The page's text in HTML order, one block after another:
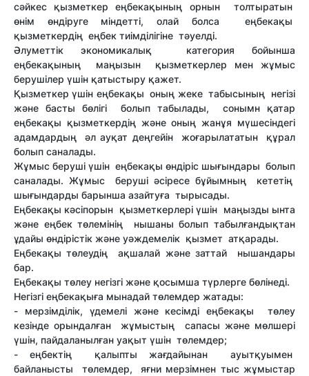
сәйкес қызметкер еңбекақының орнын толтыратын
өнім өндіруге міндетті, олай болса еңбекақы
қызметкердің еңбек тиімділігіне тәуелді.
Әлуметтік экономикалық категория бойынша
еңбекақының маңызын қызметкерлер мен жұмыс
берушілер үшін қатыстыру қажет.
Қызметкер үшін еңбекақы оның жеке табысының негізі
және басты бөлігі болып табылады, сонымн қатар
еңбекақы қызметкердің және оның жанұя мүшесіндегі
адамдардың әл ауқат деңгейін жоғарылататын құрал
болып саналады.
Жұмыс беруші үшін еңбекақы өндіріс шығындары болып
саналады. Жұмыс беруші әсіресе бұйымның кететің
шығындарды барынша азайтуға тырысады.
Еңбекақы кәсіпорын қызметкерлері үшін маңызды ынта
және еңбек төлемінің нышаны болып табылғандықтан
ұдайы өндірістік және уәждемелік қызмет атқарады.
Еңбекақы төлеудің ақшалай және заттай нышандары
бар.
Еңбекақы төлеу негізгі және қосымша түрлерге бөлінеді.
Негізгі еңбекақыға мынадай төлемдер жатады:
- мерзімділік, үдемелі және кесімді еңбекақы төлеу
кезінде орындалған жұмыстың сапасы және мөлшері
үшін, пайдаланылған уақыт үшін төлемдер;
- еңбектің қалыпты жағдайынан ауытқуымен
байланысты төлемдер, яғни мерзімнен тыс жұмыстар